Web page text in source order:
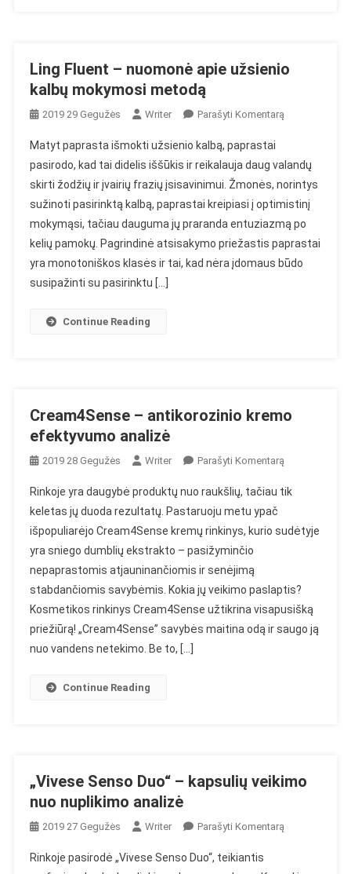
Ling Fluent – nuomonė apie užsienio
kalbų mokymosi metodą
2019 29 Gegužės Writer Parašyti KomentarąOn
–
Nuomonė
Apie
Užsienio
Kalbų
Mokymosi
Matyt paprasta išmokti užsienio kalbą, paprastai
pasirodo, kad tai didelis iššūkis ir reikalauja daug valandų
skirti žodžių ir įvairių frazių įsisavinimui. Žmonės, norintys
sužinoti pasirinktą kalbą, paprastai kreipiasi į optimistinį
mokymąsi, tačiau dauguma jų praranda entuziazmą po
kelių pamokų. Pagrindinė atsisakymo priežastis paprastai
yra monotoniškos klasės ir tai, kad nėra įdomaus būdo
susipažinti su pasirinktu […]
Continue Reading
Cream4Sense – antikorozinio kremo
efektyvumo analizė
2019 28 Gegužės Writer Parašyti KomentarąOn
–
Kremo
Rinkoje yra daugybė produktų nuo raukšlių, tačiau tik
keletas jų duoda rezultatų. Pastaruoju metu ypač
išpopuliarėjo Cream4Sense kremų rinkinys, kurio sudėtyje
yra sniego dumblių ekstrakto – pasižyminčio
nepaprastomis atjauninančiomis ir senėjimą
stabdančiomis savybėmis. Kokia jų veikimo paslaptis?
Kosmetikos rinkinys Cream4Sense užtikrina visapusišką
priežiūrą! „Cream4Sense” savybės maitina odą ir saugo ją
nuo vandens netekimo. Be to, […]
Continue Reading
„Vivese Senso Duo“ – kapsulių veikimo
nuo nuplikimo analizė
2019 27 Gegužės Writer Parašyti KomentarąOn
Rinkoje pasirodė „Vivese Senso Duo“, teikiantis